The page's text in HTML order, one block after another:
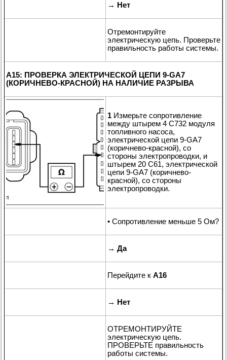
→ Нет
Отремонтируйте
электрическую цепь. Проверьте
правильность работы системы.
A15: ПРОВЕРКА ЭЛЕКТРИЧЕСКОЙ ЦЕПИ 9-GA7
(КОРИЧНЕВО-КРАСНОЙ) НА НАЛИЧИЕ РАЗРЫВА
1 Измерьте сопротивление
между штырем 4 C732 модуля
топливного насоса,
электрической цепи 9-GA7
(коричнево-красной), со
стороны электропроводки, и
штырем 20 C61, электрической
цепи 9-GA7 (коричнево-
красной), со стороны
электропроводки.
• Сопротивление меньше 5 Ом?
→ Да
Перейдите к A16
→ Нет
ОТРЕМОНТИРУЙТЕ
электрическую цепь.
ПРОВЕРЬТЕ правильность
работы системы.